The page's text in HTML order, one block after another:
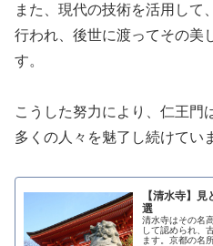
また、現代の技術を活用して、
行われ、後世に渡ってその美
す。
こうした努力により、仁王門
多くの人々を魅了し続けてい
【清水寺】
選
清水寺はその名
して認められ、
ます。京都の名